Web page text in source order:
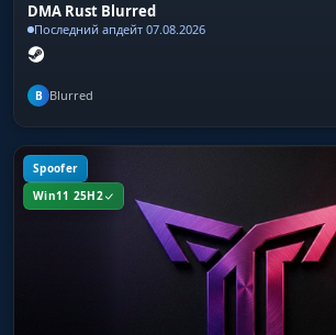
DMA Rust Blurred
Последний апдейт 07.08.2026
B Blurred
Spoofer
Win11 25H2